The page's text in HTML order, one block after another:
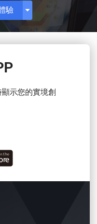
驗
示您的實境創